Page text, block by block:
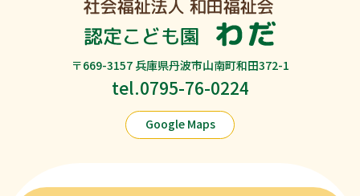
〒669-3157 兵庫県丹波市山南町和田372-1
tel.0795-76-0224
Google Maps